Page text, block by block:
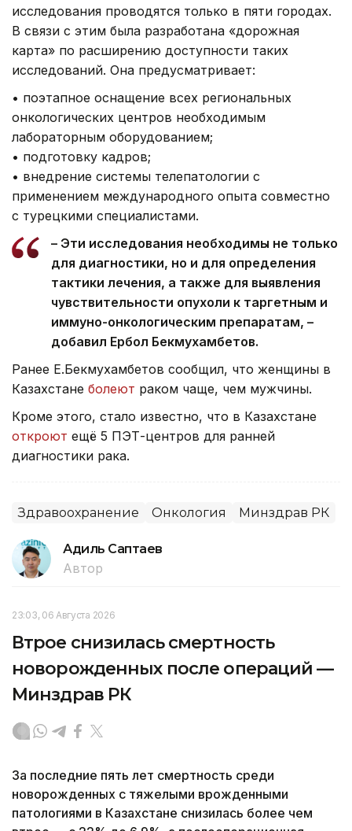
исследования проводятся только в пяти городах.
В связи с этим была разработана «дорожная
карта» по расширению доступности таких
исследований. Она предусматривает:
• поэтапное оснащение всех региональных
онкологических центров необходимым
лабораторным оборудованием;
• подготовку кадров;
• внедрение системы телепатологии с
применением международного опыта совместно
с турецкими специалистами.
– Эти исследования необходимы не только
для диагностики, но и для определения
тактики лечения, а также для выявления
чувствительности опухоли к таргетным и
иммуно-онкологическим препаратам, –
добавил Ербол Бекмухамбетов.
Ранее Е.Бекмухамбетов сообщил, что женщины в
Казахстане болеют раком чаще, чем мужчины.
Кроме этого, стало известно, что в Казахстане
откроют ещё 5 ПЭТ-центров для ранней
диагностики рака.
Здравоохранение Онкология Минздрав РК
Адиль Саптаев
Автор
23:03, 06 Августа 2026
Втрое снизилась смертность
новорожденных после операций —
Минздрав РК
За последние пять лет смертность среди
новорожденных с тяжелыми врожденными
патологиями в Казахстане снизилась более чем